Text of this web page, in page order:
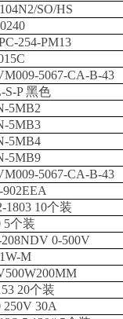
SO/HS
254-PM13
5067-CA-B-43
S-P黑色
5MB2
5MB3
5MB4
5MB9
5067-CA-B-43
1803 10个装
5个装
0-500V
M
20个装
250V 30A